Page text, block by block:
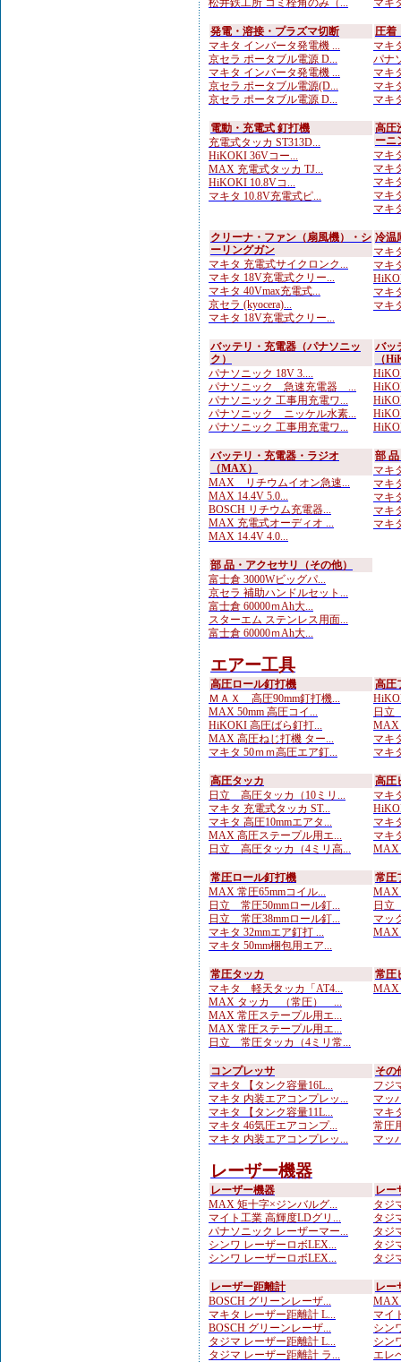
松井鉄工所 コミ栓角のみ（... マキ
発電・溶接・プラズマ切断
マキタ インバータ発電機 ...
京セラ ポータブル電源 D...
マキタ インバータ発電機 ...
京セラ ポータブル電源(D...
京セラ ポータブル電源 D...
圧着
マキ
パナ
マキ
マキ
マキ
電動・充電式 釘打機
充電式タッカ ST313D...
HiKOKI 36Vコー...
MAX 充電式タッカ TJ...
HiKOKI 10.8Vコ...
マキタ 10.8V充電式ピ...
高圧
ーニ
マキ
マキ
マキ
マキ
マキ
クリーナ・ファン（扇風機）・シ
ーリングガン
マキタ 充電式サイクロンク...
マキタ 18V充電式クリー...
マキタ 40Vmax充電式...
京セラ (kyocera)...
マキタ 18V充電式クリー...
冷温
マキ
マキ
マキ
マキ
バッテリ・充電器（パナソニッ
ク）
パナソニック 18V 3....
パナソニック 急速充電器 ...
パナソニック 工事用充電ワ...
パナソニック ニッケル水素...
パナソニック 工事用充電ワ...
バッ
（
バッテリ・充電器・ラジオ
（MAX）
MAX リチウムイオン急速...
MAX 14.4V 5.0...
BOSCH リチウム充電器...
MAX 充電式オーディオ ...
MAX 14.4V 4.0...
部
マキ
マキ
マキ
マキ
マキ
部 品・アクセサリ（その他）
富士倉 3000Wビッグパ...
京セラ 補助ハンドルセット...
富士倉 60000ｍAh大...
スターエム ステンレス用面...
富士倉 60000ｍAh大...
エアー工具
高圧ロール釘打機
ＭＡＸ 高圧90mm釘打機...
MAX 50mm 高圧コイ...
HiKOKI 高圧ばら釘打...
MAX 高圧ねじ打機 ター...
マキタ 50ｍｍ高圧エア釘...
高圧
日立
MAX
マキ
マキ
高圧タッカ
日立 高圧タッカ（10ミリ...
マキタ 充電式タッカ ST...
マキタ 高圧10mmエアタ...
MAX 高圧ステープル用エ...
日立 高圧タッカ（4ミリ高...
高圧
マキ
マキ
マキ
MAX
常圧ロール釘打機
MAX 常圧65mmコイル...
日立 常圧50mmロール釘...
日立 常圧38mmロール釘...
マキタ 32mmエア釘打 ...
マキタ 50mm梱包用エア...
常圧
MAX
日立
マッ
MAX
常圧タッカ
マキタ 軽天タッカ「AT4...
MAX タッカ （常圧） ...
MAX 常圧ステープル用エ...
MAX 常圧ステープル用エ...
日立 常圧タッカ（4ミリ常...
常圧
MAX
コンプレッサ
マキタ 【タンク容量16L...
マキタ 内装エアコンプレッ...
マキタ 【タンク容量11L...
マキタ 46気圧エアコンプ...
マキタ 内装エアコンプレッ...
その
フジ
マッ
マキ
常圧
マッ
レーザー機器
レーザー機器
MAX 矩十字×ジンバルグ...
マイト工業 高輝度LDグリ...
パナソニック レーザーマー...
シンワ レーザーロボLEX...
シンワ レーザーロボLEX...
レー
タジ
タジ
タジ
タジ
タジ
レーザー距離計
BOSCH グリーンレーザ...
マキタ レーザー距離計 L...
BOSCH グリーンレーザ...
タジマ レーザー距離計 L...
タジマ レーザー距離計 ラ...
レー
MAX
マイ
シン
シン
エレ